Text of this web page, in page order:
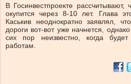
В Госинвестпроекте рассчитывают,
окупится через 8-10 лет. Глава
Каськив неоднократно заявлял,
дороги вот-вот уже начнется,
сих пор неизвестно, когда
работам.